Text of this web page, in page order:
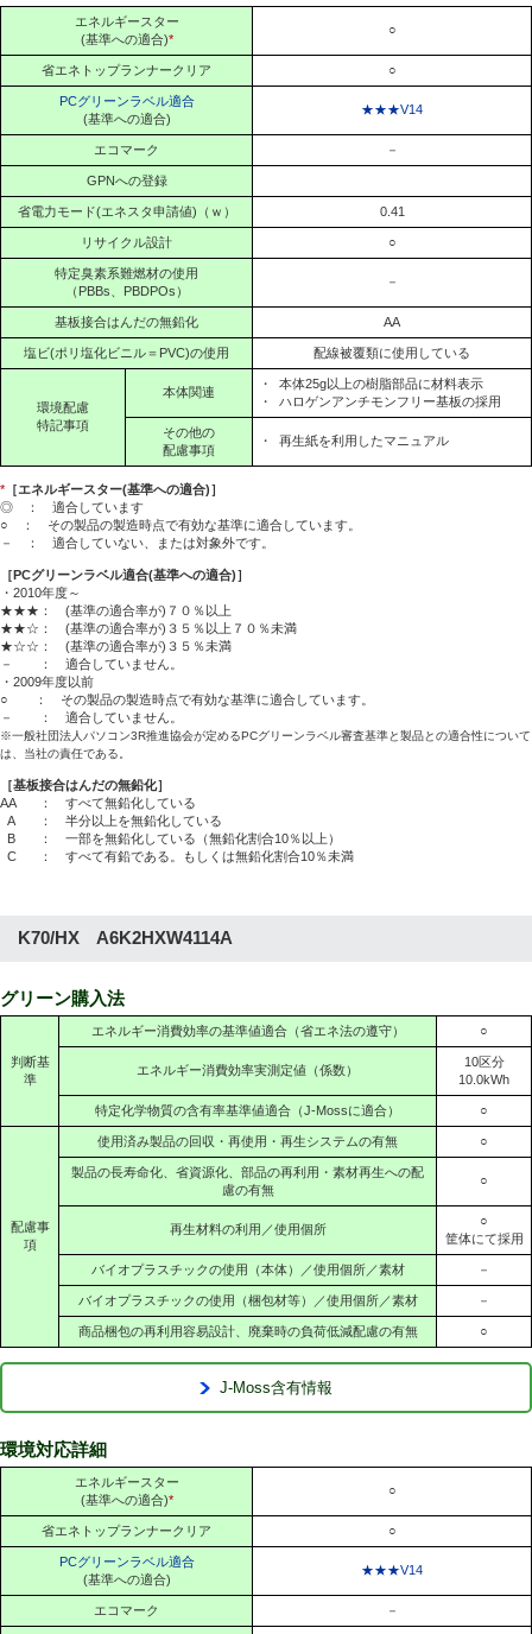
エネルギースター
(基準への適合)*
○
省エネトップランナークリア ○
PCグリーンラベル適合
(基準への適合)
★★★V14
エコマーク －
GPNへの登録
省電力モード(エネスタ申請値)（ｗ） 0.41
リサイクル設計 ○
特定臭素系難燃材の使用
（PBBs、PBDPOs）
－
基板接合はんだの無鉛化 AA
塩ビ(ポリ塩化ビニル＝PVC)の使用 配線被覆類に使用している
環境配慮
特記事項
本体関連
・
本体25g以上の樹脂部品に材料表示
・
ハロゲンアンチモンフリー基板の採用
その他の
配慮事項
・ 再生紙を利用したマニュアル
* ［エネルギースター(基準への適合)］
◎ ： 適合しています
○ ： その製品の製造時点で有効な基準に適合しています。
－ ： 適合していない、または対象外です。
［PCグリーンラベル適合(基準への適合)］
・2010年度～
★★★： (基準の適合率が)７０％以上
★★☆： (基準の適合率が)３５％以上７０％未満
★☆☆： (基準の適合率が)３５％未満
－ ： 適合していません。
・2009年度以前
○ ： その製品の製造時点で有効な基準に適合しています。
－ ： 適合していません。
※一般社団法人パソコン3R推進協会が定めるPCグリーンラベル審査基準と製品との適合性について
は、当社の責任である。
［基板接合はんだの無鉛化］
AA
： すべて無鉛化している
A
： 半分以上を無鉛化している
B
： 一部を無鉛化している（無鉛化割合10％以上）
C
： すべて有鉛である。もしくは無鉛化割合10％未満
K70/HX A6K2HXW4114A
グリーン購入法
判断基
準
エネルギー消費効率の基準値適合（省エネ法の遵守） ○
エネルギー消費効率実測定値（係数）
10区分
10.0kWh
特定化学物質の含有率基準値適合（J-Mossに適合） ○
配慮事
項
使用済み製品の回収・再使用・再生システムの有無 ○
製品の長寿命化、省資源化、部品の再利用・素材再生への配
慮の有無
○
再生材料の利用／使用個所
○
筐体にて採用
バイオプラスチックの使用（本体）／使用個所／素材 －
バイオプラスチックの使用（梱包材等）／使用個所／素材 －
商品梱包の再利用容易設計、廃棄時の負荷低減配慮の有無 ○
J-Moss含有情報
環境対応詳細
エネルギースター
(基準への適合)*
○
省エネトップランナークリア ○
PCグリーンラベル適合
(基準への適合)
★★★V14
エコマーク －